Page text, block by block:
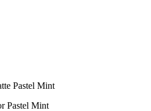
Pastel Mint
Pastel Mint